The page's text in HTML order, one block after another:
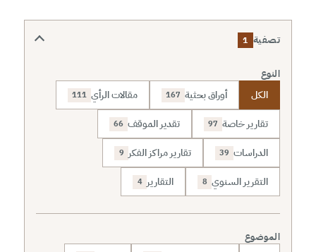
تصفية 1
النوع
الكل أوراق بحثية 167 مقالات الرأي 111
تقارير خاصة 97 تقدير الموقف 66
الدراسات 39 تقارير مراكز الفكر 9
التقرير السنوي 8 التقارير 4
الموضوع